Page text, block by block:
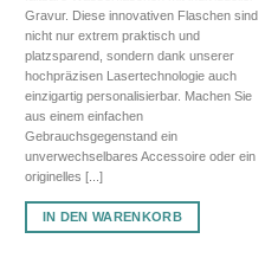
Gravur. Diese innovativen Flaschen sind
nicht nur extrem praktisch und
platzsparend, sondern dank unserer
hochpräzisen Lasertechnologie auch
einzigartig personalisierbar. Machen Sie
aus einem einfachen
Gebrauchsgegenstand ein
unverwechselbares Accessoire oder ein
originelles [...]
IN DEN WARENKORB